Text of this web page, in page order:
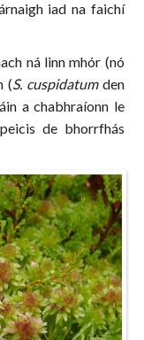
iad na faichí
ná linn mhór (nó
(S. cuspidatumden
a chabhraíonn le
de bhorrfhás